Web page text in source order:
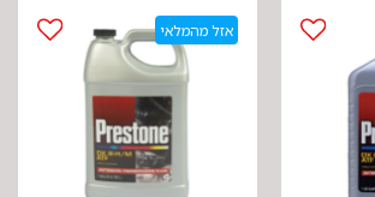
אזל מהמלאי